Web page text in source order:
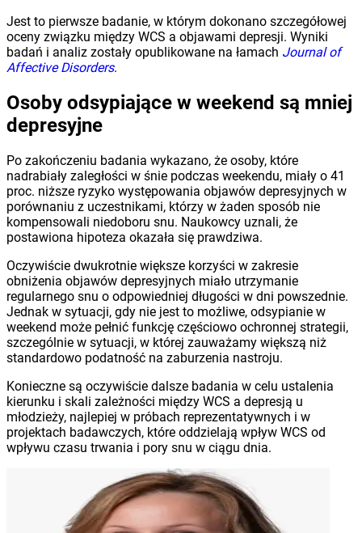
Jest to pierwsze badanie, w którym dokonano szczegółowej
oceny związku między WCS a objawami depresji. Wyniki
badań i analiz zostały opublikowane na łamach Journal of
Affective Disorders.
Osoby odsypiające w weekend są mniej
depresyjne
Po zakończeniu badania wykazano, że osoby, które
nadrabiały zaległości w śnie podczas weekendu, miały o 41
proc. niższe ryzyko występowania objawów depresyjnych w
porównaniu z uczestnikami, którzy w żaden sposób nie
kompensowali niedoboru snu. Naukowcy uznali, że
postawiona hipoteza okazała się prawdziwa.
Oczywiście dwukrotnie większe korzyści w zakresie
obniżenia objawów depresyjnych miało utrzymanie
regularnego snu o odpowiedniej długości w dni powszednie.
Jednak w sytuacji, gdy nie jest to możliwe, odsypianie w
weekend może pełnić funkcję częściowo ochronnej strategii,
szczególnie w sytuacji, w której zauważamy większą niż
standardowo podatność na zaburzenia nastroju.
Konieczne są oczywiście dalsze badania w celu ustalenia
kierunku i skali zależności między WCS a depresją u
młodzieży, najlepiej w próbach reprezentatywnych i w
projektach badawczych, które oddzielają wpływ WCS od
wpływu czasu trwania i pory snu w ciągu dnia.